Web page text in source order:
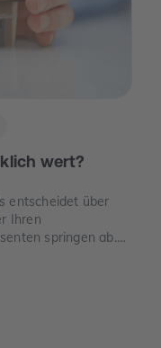
wert?
entscheidet über
Ihren
springen ab.